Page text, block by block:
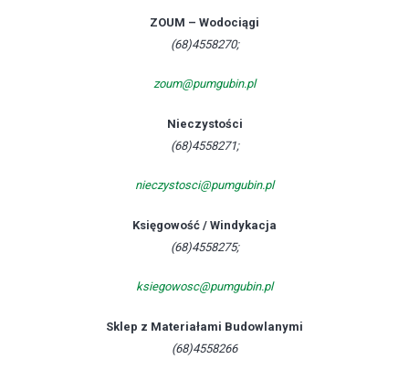
ZOUM – Wodociągi
(68)4558270;
zoum@pumgubin.pl
Nieczystości
(68)4558271;
nieczystosci@pumgubin.pl
Księgowość / Windykacja
(68)4558275;
ksiegowosc@pumgubin.pl
Sklep z Materiałami Budowlanymi
(68)4558266